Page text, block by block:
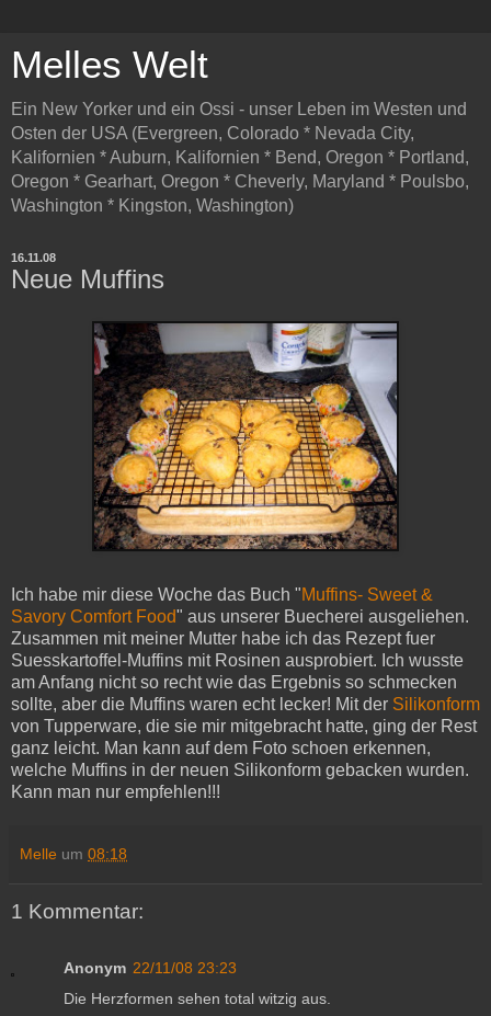
Melles Welt
Ein New Yorker und ein Ossi - unser Leben im Westen und
Osten der USA (Evergreen, Colorado * Nevada City,
Kalifornien * Auburn, Kalifornien * Bend, Oregon * Portland,
Oregon * Gearhart, Oregon * Cheverly, Maryland * Poulsbo,
Washington * Kingston, Washington)
16.11.08
Neue Muffins
Ich habe mir diese Woche das Buch "Muffins- Sweet &
Savory Comfort Food" aus unserer Buecherei ausgeliehen.
Zusammen mit meiner Mutter habe ich das Rezept fuer
Suesskartoffel-Muffins mit Rosinen ausprobiert. Ich wusste
am Anfang nicht so recht wie das Ergebnis so schmecken
sollte, aber die Muffins waren echt lecker! Mit der Silikonform
von Tupperware, die sie mir mitgebracht hatte, ging der Rest
ganz leicht. Man kann auf dem Foto schoen erkennen,
welche Muffins in der neuen Silikonform gebacken wurden.
Kann man nur empfehlen!!!
Melle um 08:18
1 Kommentar:
Anonym 22/11/08 23:23
Die Herzformen sehen total witzig aus.